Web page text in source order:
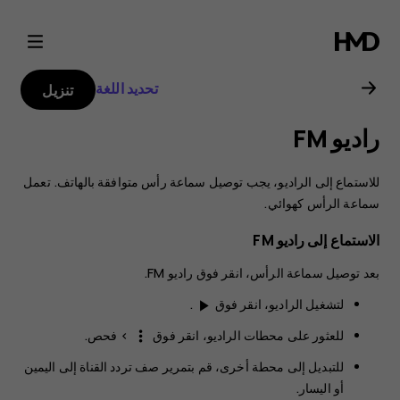
دليل
مستخدم
هاتف
Nokia
6.2
تحديد اللغة تنزيل
راديو FM
للاستماع إلى الراديو، يجب توصيل سماعة رأس متوافقة بالهاتف. تعمل
سماعة الرأس كهوائي.
الاستماع إلى راديو ‪FM
بعد توصيل سماعة الرأس، انقر فوق راديو FM
.
لتشغيل الراديو، انقر فوق play_arrow
.
للعثور على محطات الراديو، انقر فوق more_vert
> فحص.
للتبديل إلى محطة أخرى، قم بتمرير صف تردد القناة إلى اليمين
أو اليسار.